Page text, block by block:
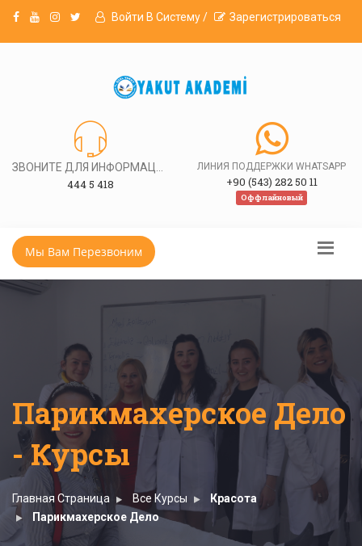
Войти В Систему / Зарегистрироваться
444 5 418
ЛИНИЯ ПОДДЕРЖКИ WHATSAPP
+90 (543) 282 50 11
Оффлайновый
Мы Вам Перезвоним
Парикмахерское Дело
- Курсы
Главная Страница Все Курсы
Красота
Парикмахерское Дело